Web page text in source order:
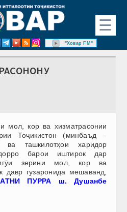
☰
"Ховар FM"
мол, кор ва хизматрасонии
Тоҷикистон (минбаъд –
ва ташкилотҳои харидор
барои иштирок дар
зерини мол, кор ва
давр гузаронида мешаванд,
ПУРРА ш. Душанбе